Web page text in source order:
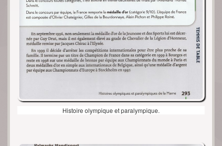
Histoire olympique et paralympique.